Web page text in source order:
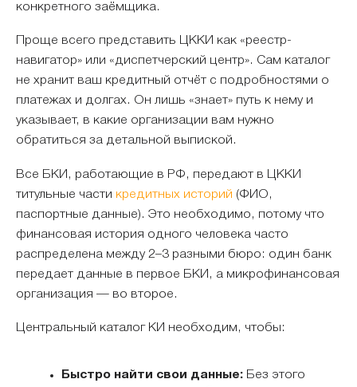
конкретного заёмщика.
Проще всего представить ЦККИ как «реестр-
навигатор» или «диспетчерский центр». Сам каталог
не хранит ваш кредитный отчёт с подробностями о
платежах и долгах. Он лишь «знает» путь к нему и
указывает, в какие организации вам нужно
обратиться за детальной выпиской.
Все БКИ, работающие в РФ, передают в ЦККИ
титульные части кредитных историй (ФИО,
паспортные данные). Это необходимо, потому что
финансовая история одного человека часто
распределена между 2–3 разными бюро: один банк
передает данные в первое БКИ, а микрофинансовая
организация — во второе.
Центральный каталог КИ необходим, чтобы:
Быстро найти свои данные:Без этого